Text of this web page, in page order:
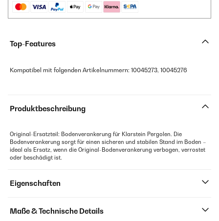
Top-Features
Kompatibel mit folgenden Artikelnummern: 10045273, 10045276
Produktbeschreibung
Original-Ersatzteil: Bodenverankerung für Klarstein Pergolen. Die
Bodenverankerung sorgt für einen sicheren und stabilen Stand im Boden –
ideal als Ersatz, wenn die Original-Bodenverankerung verbogen, verrostet
oder beschädigt ist.
Eigenschaften
Maße & Technische Details